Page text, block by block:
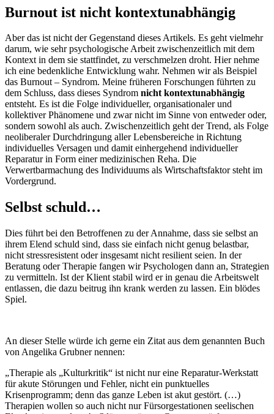
Burnout ist nicht kontextunabhängig
Aber das ist nicht der Gegenstand dieses Artikels. Es geht vielmehr
darum, wie sehr psychologische Arbeit zwischenzeitlich mit dem
Kontext in dem sie stattfindet, zu verschmelzen droht. Hier nehme
ich eine bedenkliche Entwicklung wahr. Nehmen wir als Beispiel
das Burnout – Syndrom. Meine früheren Forschungen führten zu
dem Schluss, dass dieses Syndrom nicht kontextunabhängig
entsteht. Es ist die Folge individueller, organisationaler und
kollektiver Phänomene und zwar nicht im Sinne von entweder oder,
sondern sowohl als auch. Zwischenzeitlich geht der Trend, als Folge
neoliberaler Durchdringung aller Lebensbereiche in Richtung
individuelles Versagen und damit einhergehend individueller
Reparatur in Form einer medizinischen Reha. Die
Verwertbarmachung des Individuums als Wirtschaftsfaktor steht im
Vordergrund.
Selbst schuld…
Dies führt bei den Betroffenen zu der Annahme, dass sie selbst an
ihrem Elend schuld sind, dass sie einfach nicht genug belastbar,
nicht stressresistent oder insgesamt nicht resilient seien. In der
Beratung oder Therapie fangen wir Psychologen dann an, Strategien
zu vermitteln. Ist der Klient stabil wird er in genau die Arbeitswelt
entlassen, die dazu beitrug ihn krank werden zu lassen. Ein blödes
Spiel.
An dieser Stelle würde ich gerne ein Zitat aus dem genannten Buch
von Angelika Grubner nennen:
„Therapie als „Kulturkritik“ ist nicht nur eine Reparatur-Werkstatt
für akute Störungen und Fehler, nicht ein punktuelles
Krisenprogramm; denn das ganze Leben ist akut gestört. (…)
Therapien wollen so auch nicht nur Fürsorgestationen seelischen